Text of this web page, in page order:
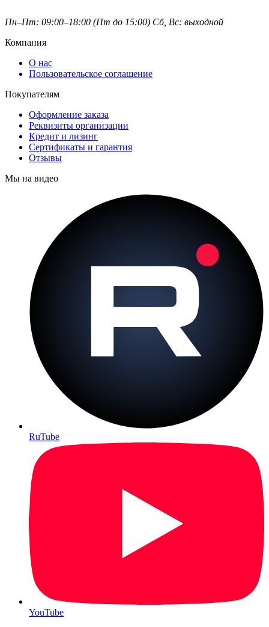
Пн–Пт: 09:00–18:00 (Пт до 15:00) Сб, Вс: выходной
Компания
О нас
Пользовательское соглашение
Покупателям
Оформление заказа
Реквизиты организации
Кредит и лизинг
Сертификаты и гарантия
Отзывы
Мы на видео
RuTube
YouTube